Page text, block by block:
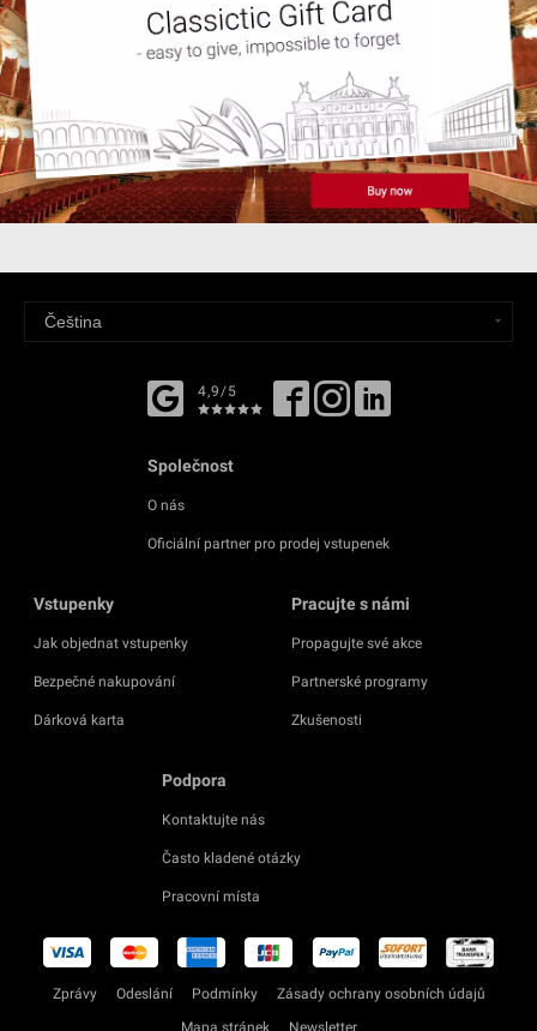
4,9/5
Společnost
O nás
Oficiální partner pro prodej vstupenek
Vstupenky
Jak objednat vstupenky
Bezpečné nakupování
Dárková karta
Pracujte s námi
Propagujte své akce
Partnerské programy
Zkušenosti
Podpora
Kontaktujte nás
Často kladené otázky
Pracovní místa
Zprávy Odeslání Podmínky
Zásady ochrany osobních údajů